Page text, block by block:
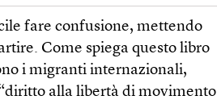
fare confusione, mettendo
Come spiega questo libro
i migranti internazionali,
alla libertà di movimento